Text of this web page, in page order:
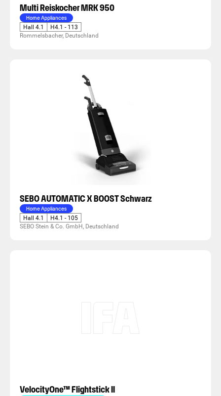
Multi Reiskocher MRK 950
Home Appliances
Hall 4.1
H4.1 - 113
Rommelsbacher, Deutschland
SEBO AUTOMATIC X BOOST Schwarz
Home Appliances
Hall 4.1
H4.1 - 105
SEBO Stein & Co. GmbH, Deutschland
VelocityOne™ Flightstick II